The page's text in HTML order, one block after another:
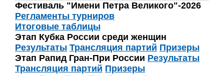
Фестиваль "Имени Петра Великого"-2026
Регламенты турниров
Итоговые таблицы
Этап Кубка России среди женщин
Результаты Трансляция партий Призеры
Этап Рапид Гран-При России Результаты
Трансляция партий Призеры